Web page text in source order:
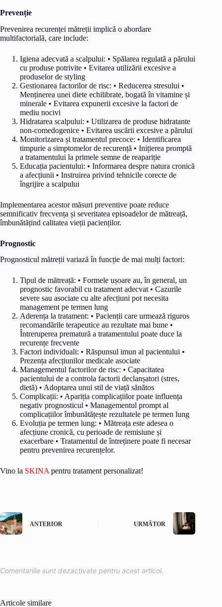
Prevenție
Prevenirea recurenței mătreții implică o abordare
multifactorială, care include:
Igiena adecvată a scalpului: • Spălarea regulată a părului
cu produse potrivite • Evitarea utilizării excesive a
produselor de styling
Gestionarea factorilor de risc: • Reducerea stresului •
Menținerea unei diete echilibrate, bogată în vitamine și
minerale • Evitarea expunerii excesive la factori de
mediu nocivi
Hidratarea scalpului: • Utilizarea de produse hidratante
non-comedogenice • Evitarea uscării excesive a părului
Monitorizarea și tratamentul precoce: • Identificarea
timpurie a simptomelor de recurență • Inițierea promptă
a tratamentului la primele semne de reapariție
Educația pacientului: • Informarea despre natura cronică
a afecțiunii • Instruirea privind tehnicile corecte de
îngrijire a scalpului
Implementarea acestor măsuri preventive poate reduce
semnificativ frecvența și severitatea episoadelor de mătreață,
îmbunătățind calitatea vieții pacienților.
Prognostic
Prognosticul mătreții variază în funcție de mai mulți factori:
Tipul de mătreață: • Formele ușoare au, în general, un
prognostic favorabil cu tratament adecvat • Cazurile
severe sau asociate cu alte afecțiuni pot necesita
management pe termen lung
Aderența la tratament: • Pacienții care urmează riguros
recomandările terapeutice au rezultate mai bune •
Întreruperea prematură a tratamentului poate duce la
recurențe frecvente
Factori individuali: • Răspunsul imun al pacientului •
Prezența afecțiunilor medicale asociate
Managementul factorilor de risc: • Capacitatea
pacientului de a controla factorii declanșatori (stres,
dietă) • Adoptarea unui stil de viață sănătos
Complicații: • Apariția complicațiilor poate influența
negativ prognosticul • Managementul prompt al
complicațiilor îmbunătățește rezultatele pe termen lung
Evoluția pe termen lung: • Mătreața este adesea o
afecțiune cronică, cu perioade de remisiune și
exacerbare • Tratamentul de întreținere poate fi necesar
pentru prevenirea recurențelor.
Vino la SKINApentru tratament personalizat!
ANTERIOR URMĂTOR
Comentariile sunt dezactivate pentru acest articol.
Articole similare